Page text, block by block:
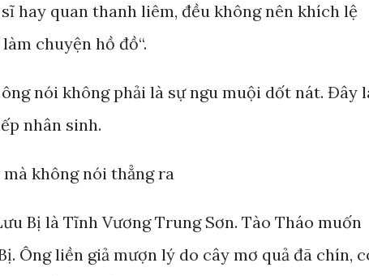
hay quan thanh liêm, đều không nên khích lệ
chuyện hồ đồ“.
ông nói không phải là sự ngu muội dốt nát. Đây
nhân sinh.
không nói thẳng ra
Bị là Tĩnh Vương Trung Sơn. Tào Tháo muốn
Ông liền giả mượn lý do cây mơ quả đã chín,